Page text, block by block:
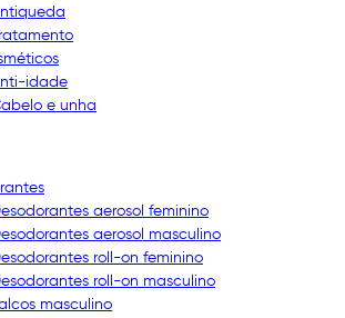
idade
e unha
aerosol feminino
aerosol masculino
roll-on feminino
roll-on masculino
masculino